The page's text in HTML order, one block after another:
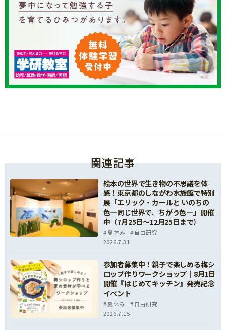
関連記事
絵本の世界で生き物の不思議を体
感！東京都のしながわ水族館で特別
展「エリック・カールと いのちの
色—同じ世界で、ちがう色—」開催
中（7月25日～12月25日まで）
夏休み
自由研究
2026.7.31
参加者募集中！親子で楽しめる梅シ
ロップ作りワークショップ｜8月1日
開催『はじめてキッチン』発売記念
イベント
夏休み
自由研究
2026.7.15